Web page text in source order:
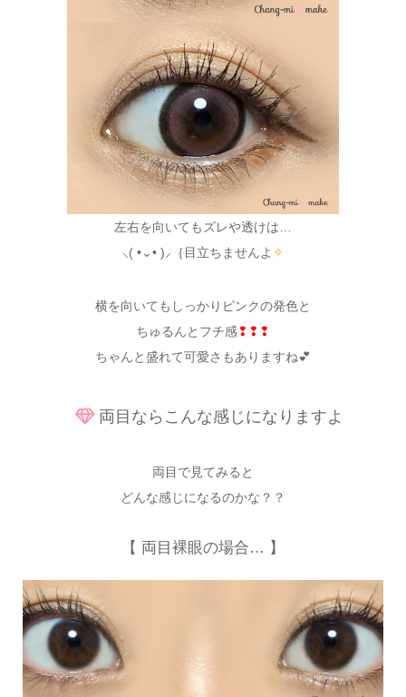
左右を向いてもズレや透けは…
⸜( •⌄• )⸝｛目立ちませんよ ✧
横を向いてもしっかりピンクの発色と
ちゅるんとフチ感❢❢❢
ちゃんと盛れて可愛さもありますね💕
両目ならこんな感じになりますよ
両目で見てみると
どんな感じになるのかな？？
【 両目裸眼の場合… 】